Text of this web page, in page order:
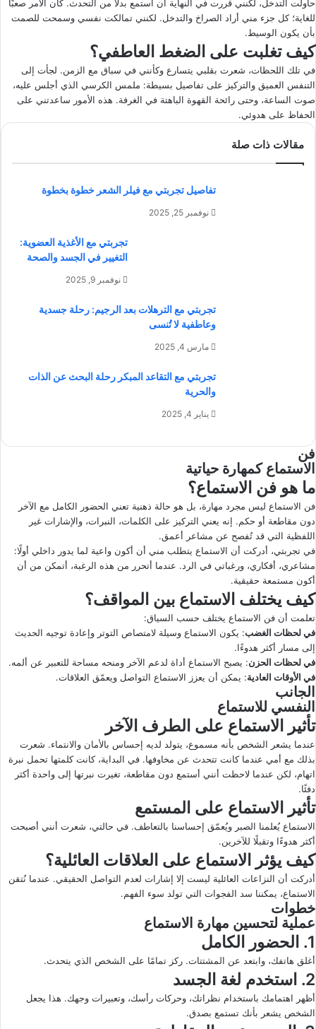
حاولت التدخل، لكنني قررت في النهاية أن أستمع بدلًا من التحدث. كان الأمر صعبًا
للغاية؛ كل جزء مني أراد الصراخ والتدخل. لكنني تمالكت نفسي وسمحت للصمت
بأن يكون الوسيط.
كيف تغلبت على الضغط العاطفي؟
في تلك اللحظات، شعرت بقلبي يتسارع وكأنني في سباق مع الزمن. لجأت إلى
التنفس العميق والتركيز على تفاصيل بسيطة: ملمس الكرسي الذي أجلس عليه،
صوت الساعة، وحتى رائحة القهوة الباهتة في الغرفة. هذه الأمور ساعدتني على
الحفاظ على هدوئي.
مقالات ذات صلة
تفاصيل تجربتي مع فيلر الشعر خطوة بخطوة
نوفمبر 25, 2025
تجربتي مع الأغذية العضوية:
التغيير في الجسد والصحة
نوفمبر 9, 2025
تجربتي مع الترهلات بعد الرجيم: رحلة جسدية
وعاطفية لا تُنسى
مارس 4, 2025
تجربتي مع التقاعد المبكر رحلة البحث عن الذات
والحرية
يناير 4, 2025
فن
الاستماع كمهارة حياتية
ما هو فن الاستماع؟
فن الاستماع ليس مجرد مهارة، بل هو حالة ذهنية تعني الحضور الكامل مع الآخر
دون مقاطعة أو حكم. إنه يعني التركيز على الكلمات، النبرات، والإشارات غير
اللفظية التي قد تُفصح عن مشاعر أعمق.
في تجربتي، أدركت أن الاستماع يتطلب مني أن أكون واعية لما يدور داخلي أولًا:
مشاعري، أفكاري، ورغباتي في الرد. عندما أتحرر من هذه الرغبة، أتمكن من أن
أكون مستمعة حقيقية.
كيف يختلف الاستماع بين المواقف؟
تعلمت أن فن الاستماع يختلف حسب السياق:
في لحظات الغضب: يكون الاستماع وسيلة لامتصاص التوتر وإعادة توجيه الحديث
إلى مسار أكثر هدوءًا.
في لحظات الحزن: يصبح الاستماع أداة لدعم الآخر ومنحه مساحة للتعبير عن ألمه.
في الأوقات العادية: يمكن أن يعزز الاستماع التواصل ويعمّق العلاقات.
الجانب
النفسي للاستماع
تأثير الاستماع على الطرف الآخر
عندما يشعر الشخص بأنه مسموع، يتولد لديه إحساس بالأمان والانتماء. شعرت
بذلك مع أمي عندما كانت تتحدث عن مخاوفها. في البداية، كانت كلمتها تحمل نبرة
اتهام، لكن عندما لاحظت أنني أستمع دون مقاطعة، تغيرت نبرتها إلى واحدة أكثر
دفئًا.
تأثير الاستماع على المستمع
الاستماع يُعلمنا الصبر ويُعمّق إحساسنا بالتعاطف. في حالتي، شعرت أنني أصبحت
أكثر هدوءًا وتقبلًا للآخرين.
كيف يؤثر الاستماع على العلاقات العائلية؟
أدركت أن النزاعات العائلية ليست إلا إشارات لعدم التواصل الحقيقي. عندما نُتقن
الاستماع، يمكننا سد الفجوات التي تولد سوء الفهم.
خطوات
عملية لتحسين مهارة الاستماع
1. الحضور الكامل
أغلق هاتفك، وابتعد عن المشتتات. ركز تمامًا على الشخص الذي يتحدث.
2. استخدم لغة الجسد
أظهر اهتمامك باستخدام نظراتك، وحركات رأسك، وتعبيرات وجهك. هذا يجعل
الشخص يشعر بأنك تستمع بصدق.